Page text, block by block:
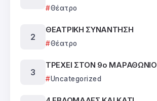
Θέατρο
ΘΕΑΤΡΙΚΗ ΣΥΝΑΝΤΗΣΗ
Θέατρο
ΤΡΕΧΕΙ ΣΤΟΝ 9ο ΜΑΡΑΘΩΝΙΟ
Uncategorized